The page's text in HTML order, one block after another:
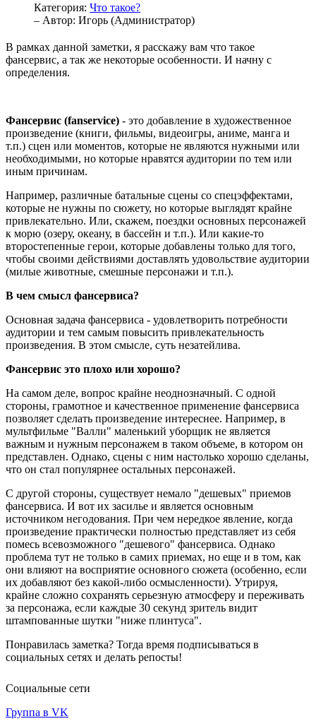
Категория: Что такое?
– Автор: Игорь (Администратор)
В рамках данной заметки, я расскажу вам что такое
фансервис, а так же некоторые особенности. И начну с
определения.
Фансервис (fanservice) - это добавление в художественное
произведение (книги, фильмы, видеоигры, аниме, манга и
т.п.) сцен или моментов, которые не являются нужными или
необходимыми, но которые нравятся аудитории по тем или
иным причинам.
Например, различные батальные сцены со спецэффектами,
которые не нужны по сюжету, но которые выглядят крайне
привлекательно. Или, скажем, поездки основных персонажей
к морю (озеру, океану, в бассейн и т.п.). Или какие-то
второстепенные герои, которые добавлены только для того,
чтобы своими действиями доставлять удовольствие аудитории
(милые животные, смешные персонажи и т.п.).
В чем смысл фансервиса?
Основная задача фансервиса - удовлетворить потребности
аудитории и тем самым повысить привлекательность
произведения. В этом смысле, суть незатейлива.
Фансервис это плохо или хорошо?
На самом деле, вопрос крайне неоднозначный. С одной
стороны, грамотное и качественное применение фансервиса
позволяет сделать произведение интереснее. Например, в
мультфильме "Валли" маленький уборщик не является
важным и нужным персонажем в таком объеме, в котором он
представлен. Однако, сцены с ним настолько хорошо сделаны,
что он стал популярнее остальных персонажей.
С другой стороны, существует немало "дешевых" приемов
фансервиса. И вот их засилье и является основным
источником негодования. При чем нередкое явление, когда
произведение практически полностью представляет из себя
помесь всевозможного "дешевого" фансервиса. Однако
проблема тут не только в самих приемах, но еще и в том, как
они влияют на восприятие основного сюжета (особенно, если
их добавляют без какой-либо осмысленности). Утрируя,
крайне сложно сохранять серьезную атмосферу и переживать
за персонажа, если каждые 30 секунд зритель видит
штампованные шутки "ниже плинтуса".
Понравилась заметка? Тогда время подписываться в
социальных сетях и делать репосты!
Социальные сети
Группа в VK